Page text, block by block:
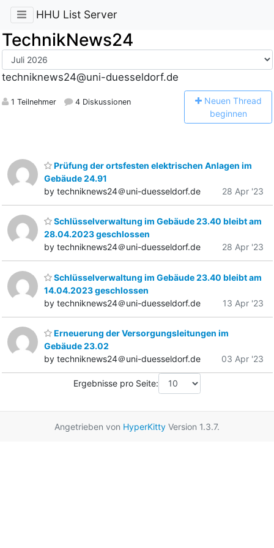
HHU List Server
TechnikNews24
techniknews24@uni-duesseldorf.de
1 Teilnehmer 4 Diskussionen Neuen Thread
beginnen
Prüfung der ortsfesten elektrischen Anlagen im
Gebäude 24.91
by techniknews24＠uni-duesseldorf.de
28 Apr '23
Schlüsselverwaltung im Gebäude 23.40 bleibt am
28.04.2023 geschlossen
by techniknews24＠uni-duesseldorf.de
28 Apr '23
Schlüsselverwaltung im Gebäude 23.40 bleibt am
14.04.2023 geschlossen
by techniknews24＠uni-duesseldorf.de
13 Apr '23
Erneuerung der Versorgungsleitungen im
Gebäude 23.02
by techniknews24＠uni-duesseldorf.de
03 Apr '23
Ergebnisse pro Seite:
Angetrieben von HyperKitty Version 1.3.7.